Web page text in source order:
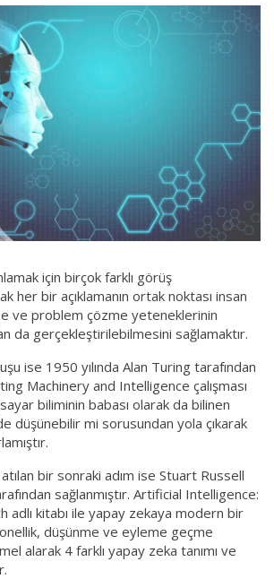
için birçok farklı görüş
her bir açıklamanın ortak noktası insan
ve problem çözme yeteneklerinin
da gerçekleştirilebilmesini sağlamaktır.
ise 1950 yılında Alan Turing tarafından
Machinery and Intelligence çalışması
biliminin babası olarak da bilinen
düşünebilir mi sorusundan yola çıkarak
bir sonraki adım ise Stuart Russell
sağlanmıştır. Artificial Intelligence:
adlı kitabı ile yapay zekaya modern bir
düşünme ve eyleme geçme
alarak 4 farklı yapay zeka tanımı ve